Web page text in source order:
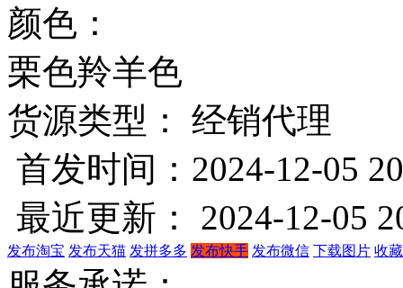
颜色：
栗色羚羊色
货源类型： 经销代理
首发时间：2024-12-05
最近更新： 2024-12-05
发布淘宝 发布天猫 发拼多多 发布快手 发布微信 下载图片 收